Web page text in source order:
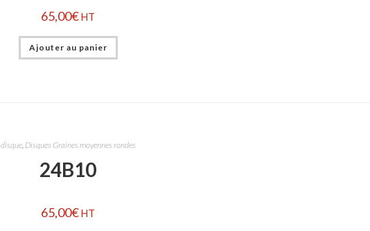
65,00€ HT
Ajouter au panier
disque, Disques Graines moyennes rondes
24B10
65,00€ HT